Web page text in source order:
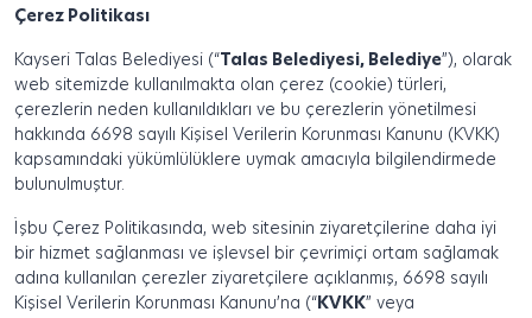
Çerez Politikası
Kayseri Talas Belediyesi (“Talas Belediyesi, Belediye”), olarak
web sitemizde kullanılmakta olan çerez (cookie) türleri,
çerezlerin neden kullanıldıkları ve bu çerezlerin yönetilmesi
hakkında 6698 sayılı Kişisel Verilerin Korunması Kanunu (KVKK)
kapsamındaki yükümlülüklere uymak amacıyla bilgilendirmede
bulunulmuştur.
İşbu Çerez Politikasında, web sitesinin ziyaretçilerine daha iyi
bir hizmet sağlanması ve işlevsel bir çevrimiçi ortam sağlamak
adına kullanılan çerezler ziyaretçilere açıklanmış, 6698 sayılı
Kişisel Verilerin Korunması Kanunu’na (“KVKK” veya